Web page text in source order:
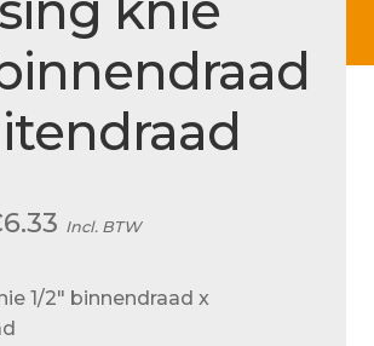
6.33Huidige
is:
Incl. BTW
1/2″ binnendraad x